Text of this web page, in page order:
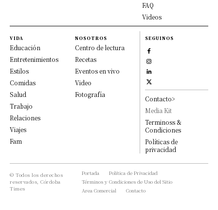
FAQ
Videos
VIDA
Educación
Entretenimientos
Estilos
Comidas
Salud
Trabajo
Relaciones
Viajes
Fam
NOSOTROS
Centro de lectura
Recetas
Eventos en vivo
Video
Fotografía
SEGUINOS
Contacto>
Media Kit
Terminoss &
Condiciones
Políticas de
privacidad
© Todos los derechos
reservados, Córdoba
Times
Portada
Política de Privacidad
Términos y Condiciones de Uso del Sitio
Area Comercial
Contacto